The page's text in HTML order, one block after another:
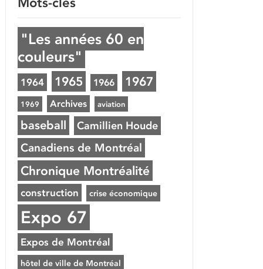
"Les années 60 en
couleurs"
1964 1965 1966 1967
1969 Archives aviation
baseball Camillien Houde
Canadiens de Montréal
Chronique Montréalité
construction crise économique
Expo 67
Expos de Montréal
hôtel de ville de Montréal